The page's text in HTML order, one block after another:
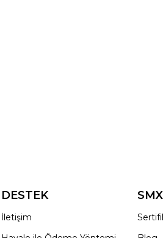
DESTEK
İletişim
SMX